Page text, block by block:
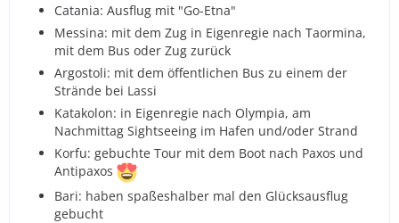
Catania: Ausflug mit "Go-Etna"
Messina: mit dem Zug in Eigenregie nach Taormina,
mit dem Bus oder Zug zurück
Argostoli: mit dem öffentlichen Bus zu einem der
Strände bei Lassi
Katakolon: in Eigenregie nach Olympia, am
Nachmittag Sightseeing im Hafen und/oder Strand
Korfu: gebuchte Tour mit dem Boot nach Paxos und
Antipaxos
Bari: haben spaßeshalber mal den Glücksausflug
gebucht